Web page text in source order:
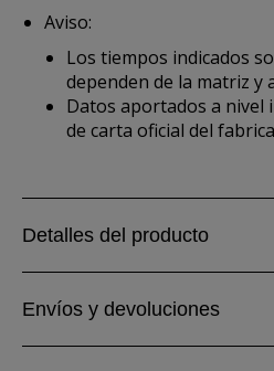
Aviso:
Los tiempos indicados
dependen de la matriz y
Datos aportados a
de carta oficial del
Detalles del producto
Envíos y devoluciones